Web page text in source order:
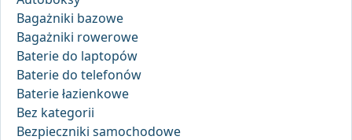
Bagażniki bazowe
Bagażniki rowerowe
Baterie do laptopów
Baterie do telefonów
Baterie łazienkowe
Bez kategorii
Bezpieczniki samochodowe